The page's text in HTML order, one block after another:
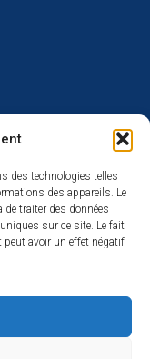
des technologies telles
des appareils. Le
traiter des données
sur ce site. Le fait
peut avoir un effet négatif